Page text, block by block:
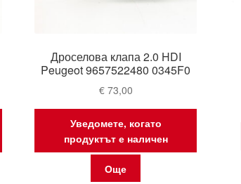
Дроселова клапа 2.0 HDI
Peugeot 9657522480 0345F0
€73,00
Уведомете, когато
продуктът е наличен
Още